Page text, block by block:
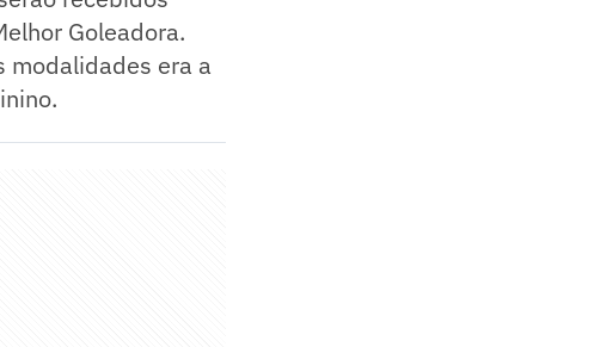
Goleadora.
modalidades era a